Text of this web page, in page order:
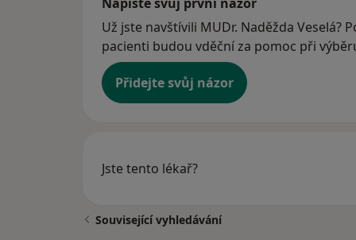
Napište svůj první názor
Už jste navštívili MUDr. Naděžda Veselá?
pacienti budou vděční za pomoc při
Přidejte svůj názor
Jste tento lékař?
Související vyhledávání